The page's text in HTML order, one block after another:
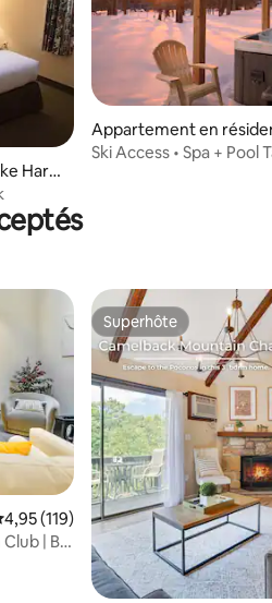
: 4,43 sur 5
Harm
Appartement en
ony
Ski Access • Spa + Pool
moyenne sur la base de
4,95 (119)
| Big
Superhôte
Superhôte